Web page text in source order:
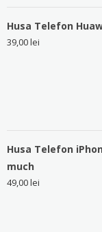
Husa Telefon
39,00lei
Husa Telefon
much
49,00lei